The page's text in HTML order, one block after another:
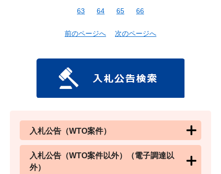
63
64 65 66
前のページへ 次のページへ
入札公告（WTO案件）
入札公告（WTO案件以外）（電子調達以
外）